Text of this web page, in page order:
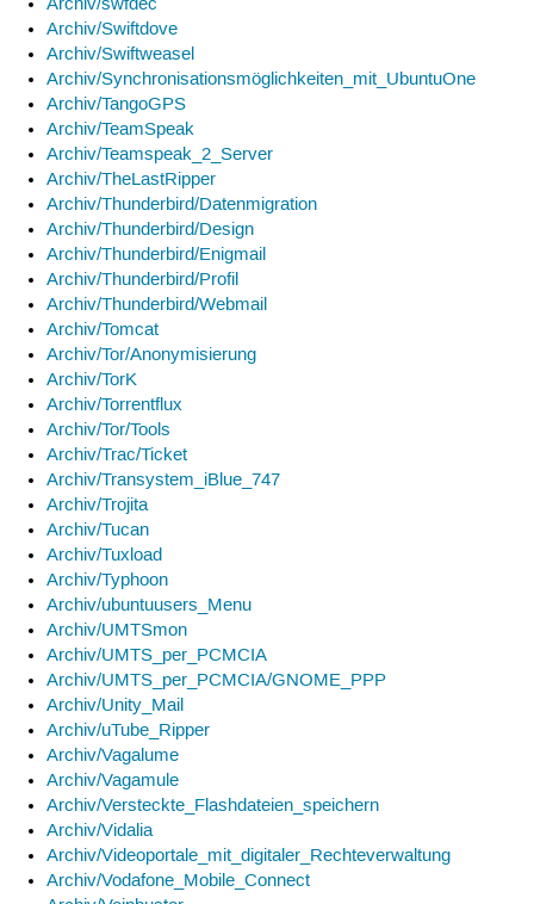
Archiv/swfdec
Archiv/Swiftdove
Archiv/Swiftweasel
Archiv/Synchronisationsmöglichkeiten_mit_UbuntuOne
Archiv/TangoGPS
Archiv/TeamSpeak
Archiv/Teamspeak_2_Server
Archiv/TheLastRipper
Archiv/Thunderbird/Datenmigration
Archiv/Thunderbird/Design
Archiv/Thunderbird/Enigmail
Archiv/Thunderbird/Profil
Archiv/Thunderbird/Webmail
Archiv/Tomcat
Archiv/Tor/Anonymisierung
Archiv/TorK
Archiv/Torrentflux
Archiv/Tor/Tools
Archiv/Trac/Ticket
Archiv/Transystem_iBlue_747
Archiv/Trojita
Archiv/Tucan
Archiv/Tuxload
Archiv/Typhoon
Archiv/ubuntuusers_Menu
Archiv/UMTSmon
Archiv/UMTS_per_PCMCIA
Archiv/UMTS_per_PCMCIA/GNOME_PPP
Archiv/Unity_Mail
Archiv/uTube_Ripper
Archiv/Vagalume
Archiv/Vagamule
Archiv/Versteckte_Flashdateien_speichern
Archiv/Vidalia
Archiv/Videoportale_mit_digitaler_Rechteverwaltung
Archiv/Vodafone_Mobile_Connect